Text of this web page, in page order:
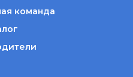
команда